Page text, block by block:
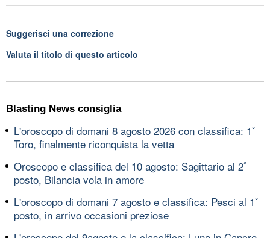
Suggerisci una correzione
Valuta il titolo di questo articolo
Blasting News consiglia
L'oroscopo di domani 8 agosto 2026 con classifica: 1ﾟ
Toro, finalmente riconquista la vetta
Oroscopo e classifica del 10 agosto: Sagittario al 2ﾟ
posto, Bilancia vola in amore
L'oroscopo di domani 7 agosto e classifica: Pesci al 1ﾟ
posto, in arrivo occasioni preziose